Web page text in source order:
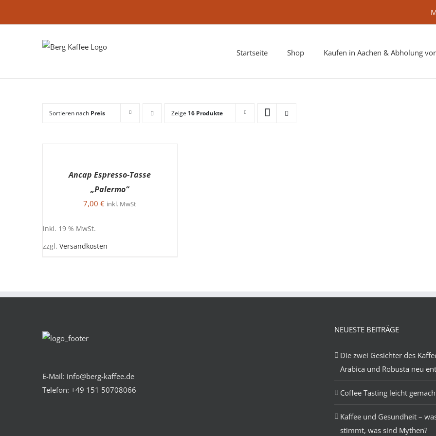
Startseite Shop Kaufen in Aachen & Abholung
Sortieren nach Preis Zeige 16 Produkte
Ancap Espresso-Tasse
„Palermo“
7,00€ inkl. MwSt
inkl. 19 % MwSt.
zzgl. Versandkosten
E-Mail: info@berg-kaffee.de
Telefon: +49 151 50708066
NEUESTE BEITRÄGE
Die zwei Gesichter des
Arabica und Robusta neu
Coffee Tasting leicht
Kaffee und Gesundheit –
stimmt, was sind Mythen?